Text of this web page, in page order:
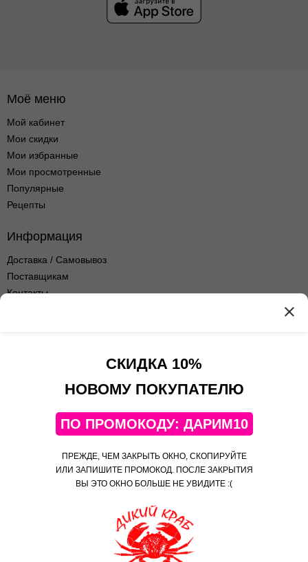
Моё меню
Мой кабинет
Мои скидки
Мои избранные
Мои просмотренные
Популярные
Рецепты
Информация
Доставка / Самовывоз
Поставщикам
Контакты
Telegram
Яндекс Коллекции
СКИДКА 10%
НОВОМУ ПОКУПАТЕЛЮ
ПО ПРОМОКОДУ: ДАРИМ10
ПРЕЖДЕ, ЧЕМ ЗАКРЫТЬ ОКНО, СКОПИРУЙТЕ
ИЛИ ЗАПИШИТЕ ПРОМОКОД. ПОСЛЕ ЗАКРЫТИЯ
ВЫ ЭТО ОКНО БОЛЬШЕ НЕ УВИДИТЕ :(